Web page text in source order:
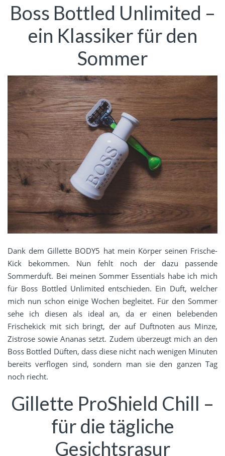
Boss Bottled Unlimited –
ein Klassiker für den
Sommer
Dank dem Gillette BODY5 hat mein Körper seinen Frische-
Kick bekommen. Nun fehlt noch der dazu passende
Sommerduft. Bei meinen Sommer Essentials habe ich mich
für Boss Bottled Unlimited entschieden. Ein Duft, welcher
mich nun schon einige Wochen begleitet. Für den Sommer
sehe ich diesen als ideal an, da er einen belebenden
Frischekick mit sich bringt, der auf Duftnoten aus Minze,
Zistrose sowie Ananas setzt. Zudem überzeugt mich an den
Boss Bottled Düften, dass diese nicht nach wenigen Minuten
bereits verflogen sind, sondern man sie den ganzen Tag
noch riecht.
Gillette ProShield Chill –
für die tägliche
Gesichtsrasur